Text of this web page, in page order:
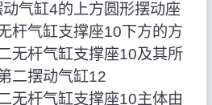
气缸4的上方圆形摆动座
杆气缸支撑座10下方的方
无杆气缸支撑座10及其所
二摆动气缸12
无杆气缸支撑座10主体由